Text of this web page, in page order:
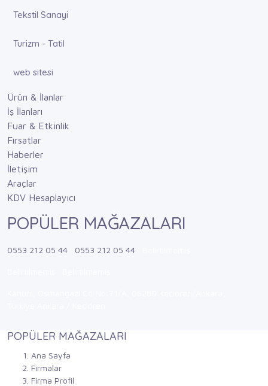
Tekstil Sanayi
Turizm - Tatil
web sitesi
Ürün & İlanlar
İş İlanları
Fuar & Etkinlik
Fırsatlar
Haberler
İletişim
Araçlar
KDV Hesaplayıcı
POPÜLER MAĞAZALARI
0553 212 05 44 0553 212 05 44
POPÜLER MAĞAZALARI
Ana Sayfa
Firmalar
Firma Profil